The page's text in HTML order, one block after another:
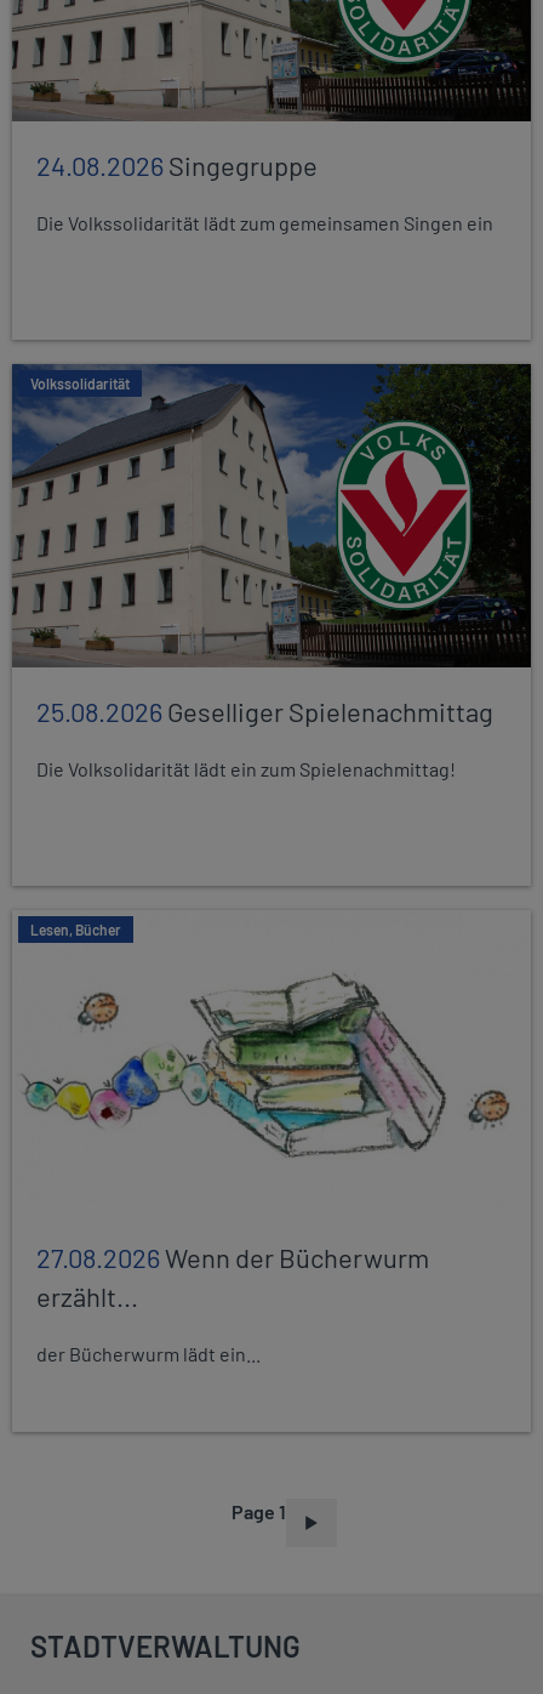
24.08.2026Singegruppe
Die Volkssolidarität lädt zum gemeinsamen Singen ein
Volkssolidarität
25.08.2026Geselliger Spielenachmittag
Die Volksolidarität lädt ein zum Spielenachmittag!
Lesen, Bücher
27.08.2026Wenn der Bücherwurm
erzählt...
der Bücherwurm lädt ein...
Page 1
STADTVERWALTUNG